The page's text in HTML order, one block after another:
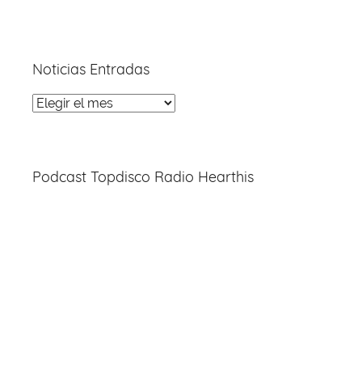
Noticias Entradas
Noticias
Podcast Topdisco Radio Hearthis